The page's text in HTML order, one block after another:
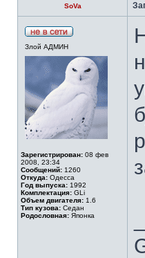
SoVa
Злой АДМИН
Зарегистрирован: 08 фев
2008, 23:34
Сообщений: 1260
Откуда: Одесса
Год выпуска: 1992
Комплектация: GLi
Объем двигателя: 1.6
Тип кузова: Седан
Родословная: Японка